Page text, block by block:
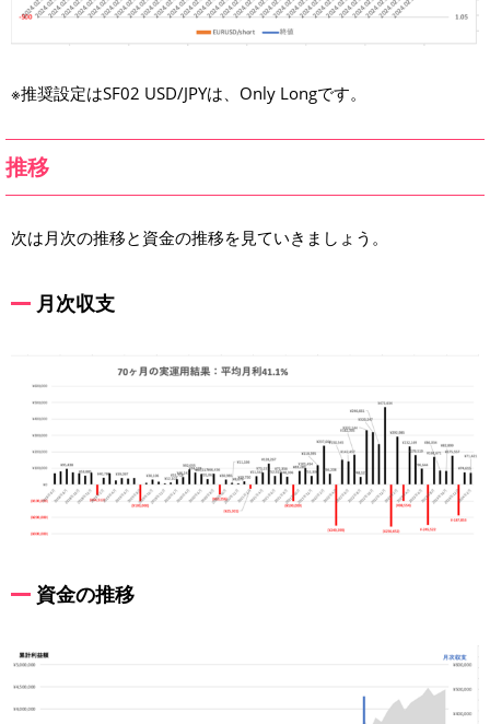
※推奨設定はSF02 USD/JPYは、Only Longです。
推移
次は月次の推移と資金の推移を見ていきましょう。
月次収支
資金の推移